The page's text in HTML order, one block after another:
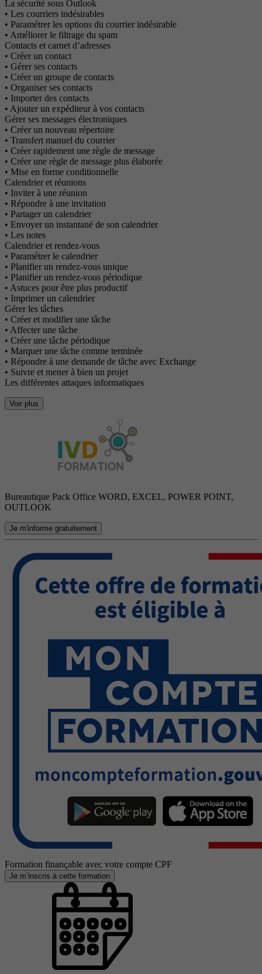
La sécurité sous Outlook
• Les courriers indésirables
• Paramétrer les options du courrier indésirable
• Améliorer le filtrage du spam
Contacts et carnet d’adresses
• Créer un contact
• Gérer ses contacts
• Créer un groupe de contacts
• Organiser ses contacts
• Importer des contacts
• Ajouter un expéditeur à vos contacts
Gérer ses messages électroniques
• Créer un nouveau répertoire
• Transfert manuel du courrier
• Créer rapidement une règle de message
• Créer une règle de message plus élaborée
• Mise en forme conditionnelle
Calendrier et réunions
• Inviter à une réunion
• Répondre à une invitation
• Partager un calendrier
• Envoyer un instantané de son calendrier
• Les notes
Calendrier et rendez-vous
• Paramétrer le calendrier
• Planifier un rendez-vous unique
• Planifier un rendez-vous périodique
• Astuces pour être plus productif
• Imprimer un calendrier
Gérer les tâches
• Créer et modifier une tâche
• Affecter une tâche
• Créer une tâche périodique
• Marquer une tâche comme terminée
• Répondre à une demande de tâche avec Exchange
• Suivre et mener à bien un projet
Les différentes attaques informatiques
Voir plus
Bureautique Pack Office WORD, EXCEL, POWER POINT,
OUTLOOK
Je m'informe gratuitement
Formation finançable avec votre compte CPF
Je m’inscris à cette formation